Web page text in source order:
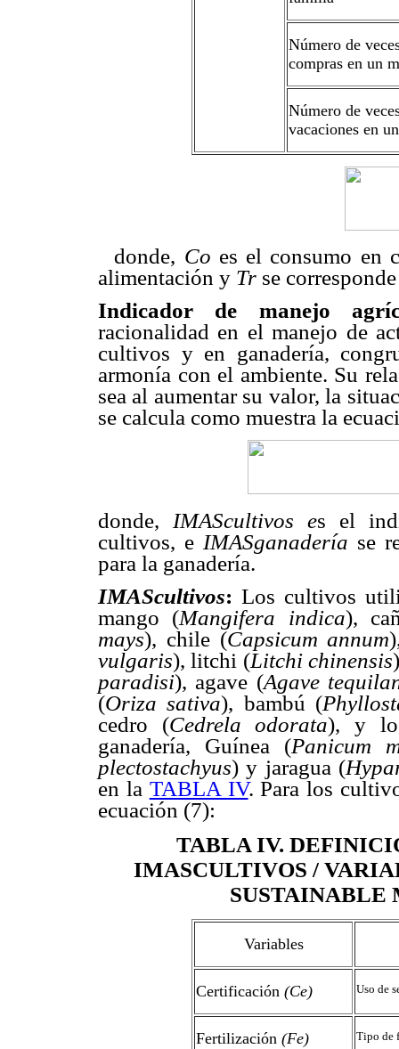
Número de
compras en un
Número de
vacaciones en
donde, Co es el consumo en
alimentación y Tr se
Indicador de manejo
racionalidad en el manejo de
cultivos y en ganadería,
armonía con el ambiente. Su
sea al aumentar su valor, la
se calcula como muestra la
donde, IMAScultivos es el
cultivos, e IMASganadería se
para la ganadería.
IMAScultivos: Los cultivos
mango (Mangifera indica),
mays), chile (Capsicum annum
vulgaris), litchi (Litchi chinensis
paradisi), agave (Agave
(Oriza sativa), bambú (
cedro (Cedrela odorata), y
ganadería, Guínea (Panicum
plectostachyus) y jaragua (
en la TABLA IV. Para los
ecuación (7):
TABLA IV.
IMASCULTIVOS /
SUSTAINABLE
Variables
Certificación (Ce) Uso de
Fertilización (Fe) Tipo de